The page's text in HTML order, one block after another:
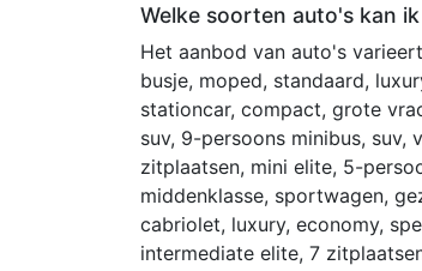
Welke soorten auto's kan
Het aanbod van auto's
busje, moped, standaard,
stationcar, compact, grote
suv, 9-persoons minibus,
zitplaatsen, mini elite, 5-
middenklasse, sportwagen,
cabriolet, luxury, economy,
intermediate elite, 7